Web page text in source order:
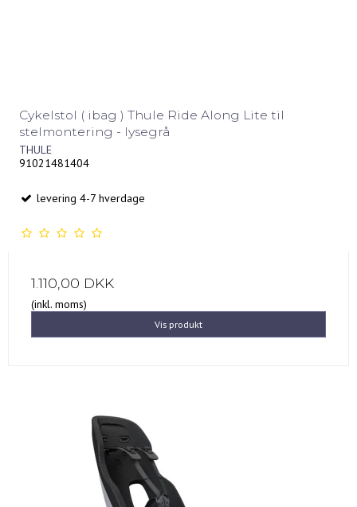
Cykelstol ( ibag ) Thule Ride Along Lite til
stelmontering - lysegrå
THULE
91021481404
levering 4-7 hverdage
1.110,00 DKK
(inkl. moms)
Vis produkt